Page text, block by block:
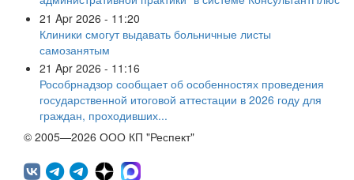
21 Apr 2026 - 11:20
Клиники смогут выдавать больничные листы
самозанятым
21 Apr 2026 - 11:16
Рособрнадзор сообщает об особенностях проведения
государственной итоговой аттестации в 2026 году для
граждан, проходивших...
© 2005—2026 ООО КП "Респект"